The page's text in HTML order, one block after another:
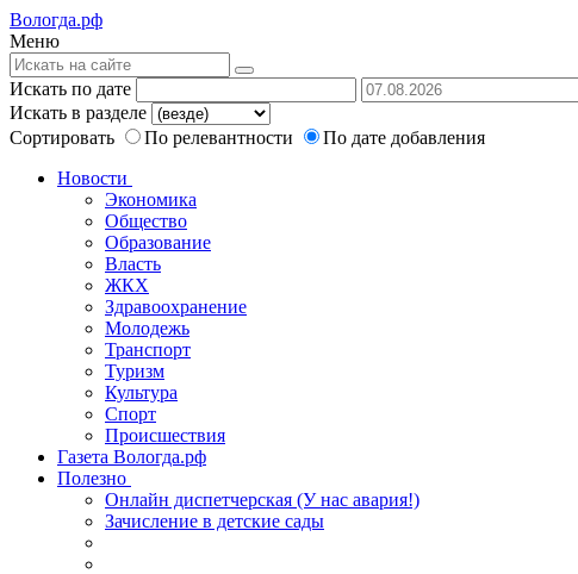
Вологда.рф
Меню
Искать по дате
Искать в разделе
Сортировать
По релевантности
По дате добавления
Новости
Экономика
Общество
Образование
Власть
ЖКХ
Здравоохранение
Молодежь
Транспорт
Туризм
Культура
Спорт
Происшествия
Газета Вологда.рф
Полезно
Онлайн диспетчерская (У нас авария!)
Зачисление в детские сады